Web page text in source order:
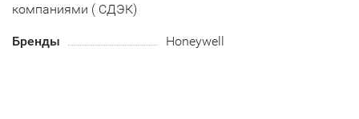
компаниями ( СДЭК)
Бренды Honeywell